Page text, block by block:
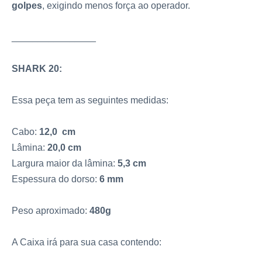
golpes, exigindo menos força ao operador.
SHARK 20:
Essa peça tem as seguintes medidas:
Cabo: 12,0 cm
Lâmina: 20,0 cm
Largura maior da lâmina: 5,3 cm
Espessura do dorso: 6 mm
Peso aproximado: 480g
A Caixa irá para sua casa contendo: